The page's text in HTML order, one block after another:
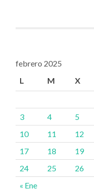
febrero 2025
L
M X
« Ene
3
4 5
10
11 12
17
18 19
24
25 26